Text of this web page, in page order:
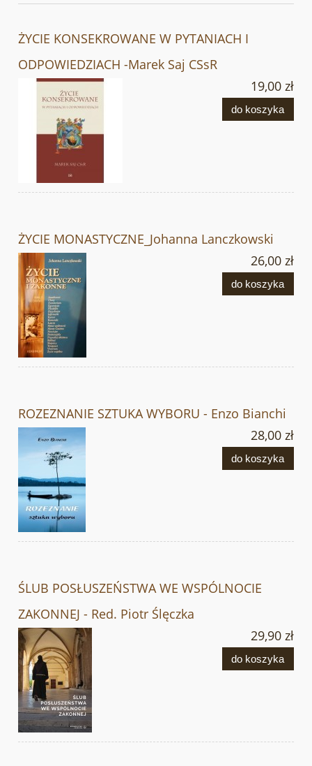
ŻYCIE KONSEKROWANE W PYTANIACH I
ODPOWIEDZIACH -Marek Saj CSsR
19,00 zł
do koszyka
ŻYCIE MONASTYCZNE_Johanna Lanczkowski
26,00 zł
do koszyka
ROZEZNANIE SZTUKA WYBORU - Enzo Bianchi
28,00 zł
do koszyka
ŚLUB POSŁUSZEŃSTWA WE WSPÓLNOCIE
ZAKONNEJ - Red. Piotr Ślęczka
29,90 zł
do koszyka